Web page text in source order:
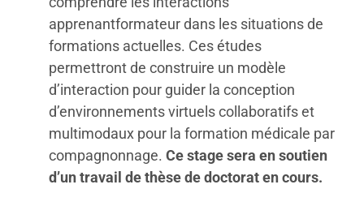
apprenantformateur dans les situations de
formations actuelles. Ces études
permettront de construire un modèle
d’interaction pour guider la conception
d’environnements virtuels collaboratifs et
multimodaux pour la formation médicale par
compagnonnage. Ce stage sera en soutien
d’un travail de thèse de doctorat en cours.